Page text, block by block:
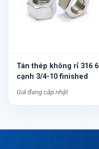
Tán thép không rỉ 316 6
cạnh 3/4-10 finished
Giá đang cập nhật